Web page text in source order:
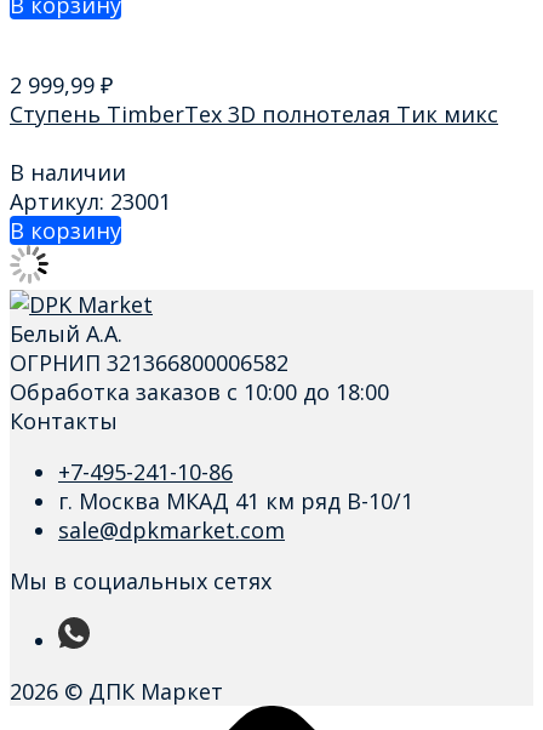
2 999,99 ₽
Ступень TimberTex 3D полнотелая Тик микс
В наличии
Артикул: 23001
В корзину
Белый А.А.
ОГРНИП 321366800006582
Обработка заказов с 10:00 до 18:00
Контакты
+7-495-241-10-86
г. Москва МКАД 41 км ряд В-10/1
sale@dpkmarket.com
Мы в социальных сетях
2026 © ДПК Маркет